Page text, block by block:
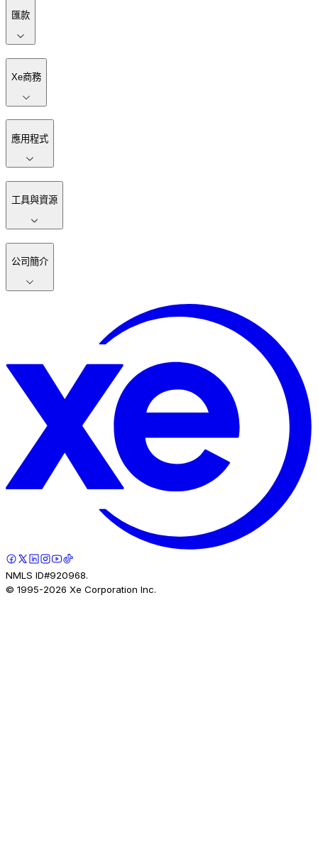
匯款
Xe商務
應用程式
工具與資源
公司簡介
NMLS ID#920968.
© 1995-2026 Xe Corporation Inc.